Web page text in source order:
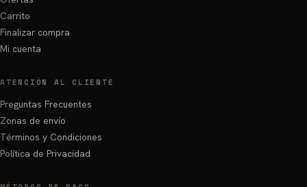
Carrito
Finalizar compra
Mi cuenta
ATENCIÓN AL CLIENTE
Preguntas Frecuentes
Zonas de envío
Términos y Condiciones
Política de Privacidad